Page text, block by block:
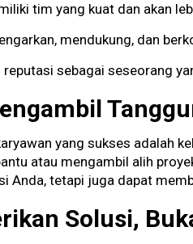
tim yang kuat dan akan
mendukung, dan
sebagai seseorang
yang sukses adalah
atau mengambil alih
Anda, tetapi juga dapat
Solusi,